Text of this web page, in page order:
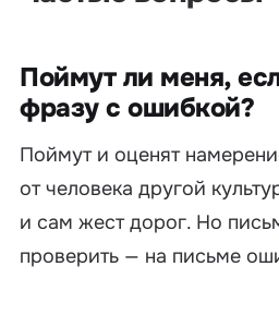
Поймут ли меня,
фразу с ошибкой?
Поймут и оценят
от человека другой
и сам жест дорог. Но
проверить — на письме